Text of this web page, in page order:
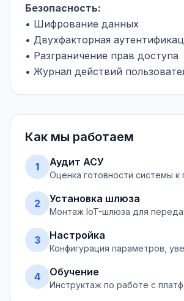
Безопасность:
• Шифрование данных
• Двухфакторная
• Разграничение прав доступа
• Журнал действий
Как мы работаем
1 Аудит АСУ
Оценка готовности системы
2 Установка шлюза
Монтаж IoT-шлюза для
3 Настройка
Конфигурация параметров,
4 Обучение
Инструктаж по работе с